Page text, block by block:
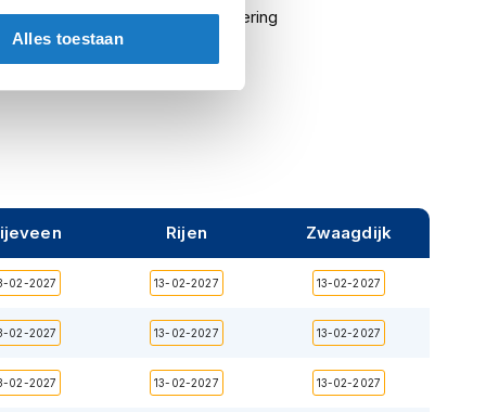
Alles toestaan
Uitneembare warmtevoering
Vrouw
Rijen Zwaagdijk
02-2027 13-02-2027 13-02-2027
02-2027 13-02-2027 13-02-2027
02-2027 13-02-2027 13-02-2027